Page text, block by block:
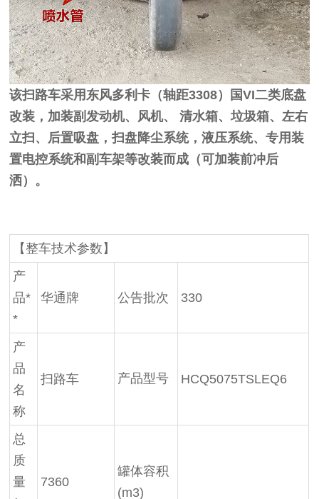
该扫路车采用东风多利卡（轴距3308）国VI二类底盘
改装，加装副发动机、风机、 清水箱、垃圾箱、左右
立扫、后置吸盘，扫盘降尘系统，液压系统、专用装
置电控系统和副车架等改装而成（可加装前冲后
洒）。
【整车技术参数】
产
品*
*
华通牌 公告批次 330
产
品
名
称
扫路车 产品型号 HCQ5075TSLEQ6
总
质
量
7360
罐体容积
(m3)